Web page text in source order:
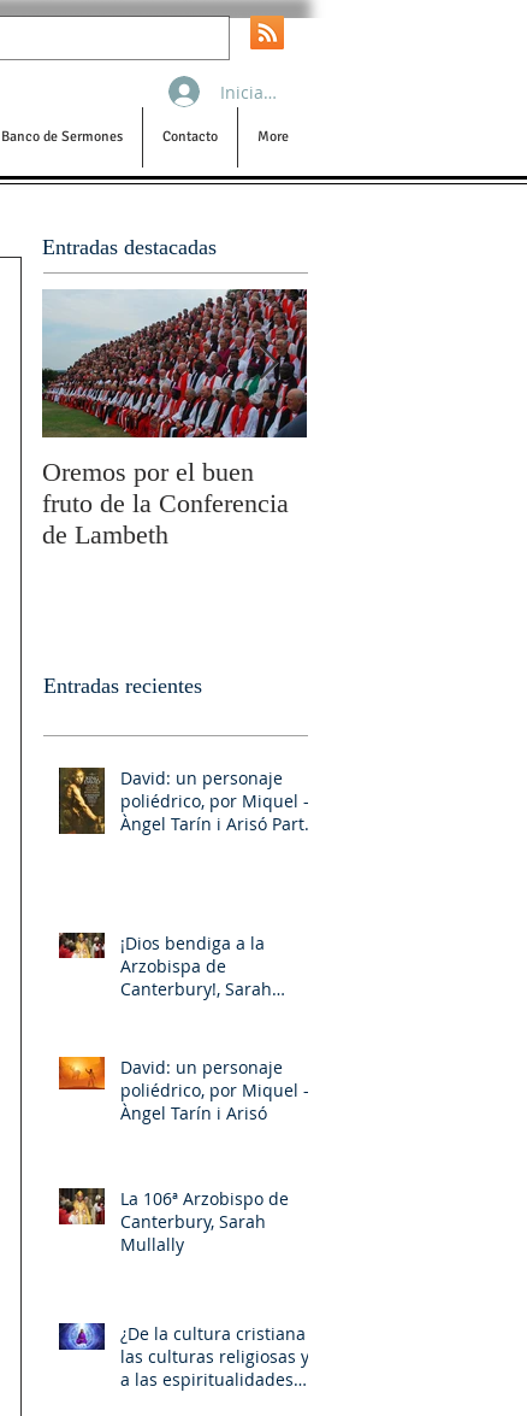
Banco de Sermones Contacto More
Iniciar sesión
Entradas destacadas
Oremos por el buen
fruto de la Conferencia
de Lambeth
Entradas recientes
David: un personaje
poliédrico, por Miquel –
Àngel Tarín i Arisó Parte
¡Dios bendiga a la
Arzobispa de
Canterbury!, Sarah
David: un personaje
poliédrico, por Miquel –
Àngel Tarín i Arisó
La 106ª Arzobispo de
Canterbury, Sarah
Mullally
¿De la cultura cristiana a
las culturas religiosas y
a las espiritualidades